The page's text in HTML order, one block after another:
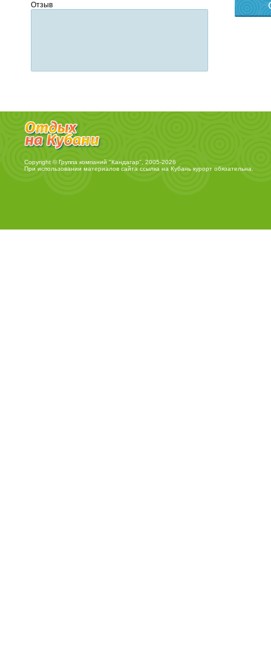
Отзыв
Copyright © Группа компаний "Кандагар", 2005-2026
При использовании материалов сайта ссылка на Кубань курортобязательна.